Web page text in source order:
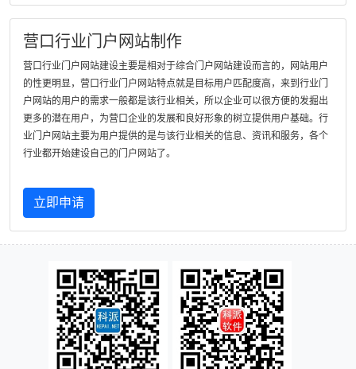
营口行业门户网站制作
营口行业门户网站建设主要是相对于综合门户网站建设而言的，网站用户
的性更明显，营口行业门户网站特点就是目标用户匹配度高，来到行业门
户网站的用户的需求一般都是该行业相关，所以企业可以很方便的发掘出
更多的潜在用户，为营口企业的发展和良好形象的树立提供用户基础。行
业门户网站主要为用户提供的是与该行业相关的信息、资讯和服务，各个
行业都开始建设自己的门户网站了。
立即申请